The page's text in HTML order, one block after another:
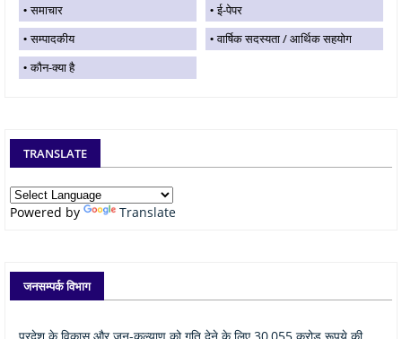
समाचार
ई-पेपर
सम्पादकीय
वार्षिक सदस्यता / आर्थिक सहयोग
कौन-क्या है
TRANSLATE
Powered by Translate
जनसम्पर्क विभाग